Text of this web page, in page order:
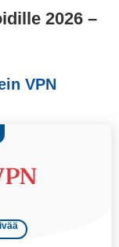
2026 –
VPN